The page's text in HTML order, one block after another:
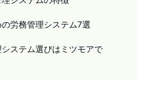
労務管理システム7選
ステム選びはミツモアで